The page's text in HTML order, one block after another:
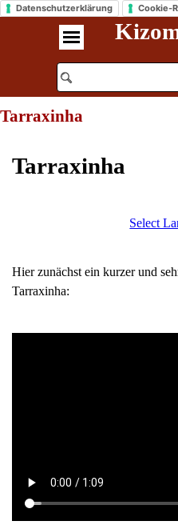
Datenschutzerklärung Cookie-
Tarraxinha
Tarraxinha
Select
Hier zunächst ein kurzer und
Tarraxinha: